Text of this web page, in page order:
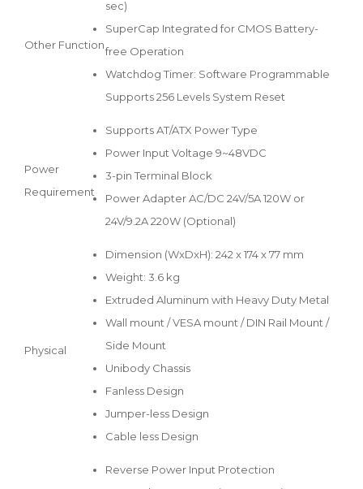
Other Function
sec)
SuperCap Integrated for CMOS Battery-
free Operation
Watchdog Timer: Software Programmable
Supports 256 Levels System Reset
Power
Requirement
Supports AT/ATX Power Type
Power Input Voltage 9~48VDC
3-pin Terminal Block
Power Adapter AC/DC 24V/5A 120W or
24V/9.2A 220W (Optional)
Physical
Dimension (WxDxH): 242 x 174 x 77 mm
Weight: 3.6 kg
Extruded Aluminum with Heavy Duty Metal
Wall mount / VESA mount / DIN Rail Mount /
Side Mount
Unibody Chassis
Fanless Design
Jumper-less Design
Cable less Design
Reverse Power Input Protection